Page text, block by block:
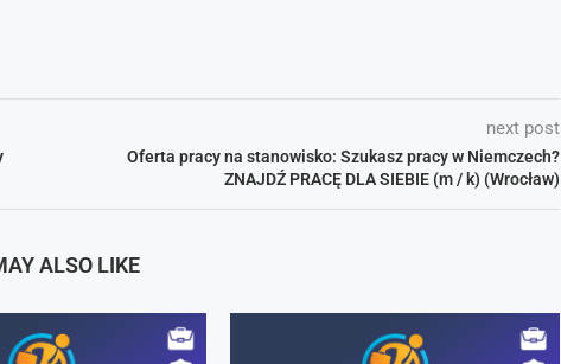
next post
Oferta pracy na stanowisko: Szukasz pracy w Niemczech?
ZNAJDŹ PRACĘ DLA SIEBIE (m / k) (Wrocław)
ALSO LIKE